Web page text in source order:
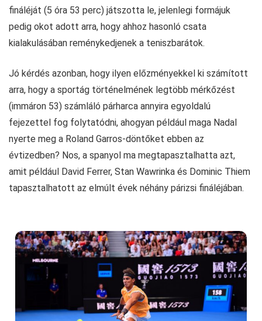
fináléját (5 óra 53 perc) játszotta le, jelenlegi formájuk
pedig okot adott arra, hogy ahhoz hasonló csata
kialakulásában reménykedjenek a teniszbarátok.
Jó kérdés azonban, hogy ilyen előzményekkel ki számított
arra, hogy a sportág történelmének legtöbb mérkőzést
(immáron 53) számláló párharca annyira egyoldalú
fejezettel fog folytatódni, ahogyan például maga Nadal
nyerte meg a Roland Garros-döntőket ebben az
évtizedben? Nos, a spanyol ma megtapasztalhatta azt,
amit például David Ferrer, Stan Wawrinka és Dominic Thiem
tapasztalhatott az elmúlt évek néhány párizsi fináléjában.